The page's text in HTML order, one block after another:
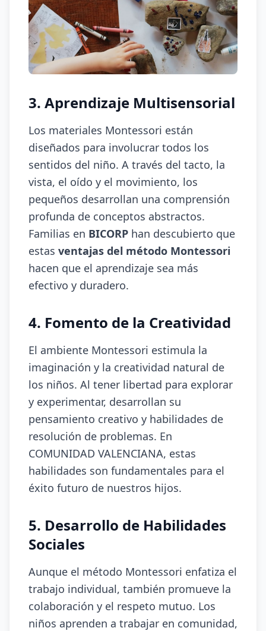
3. Aprendizaje Multisensorial
Los materiales Montessori están
diseñados para involucrar todos los
sentidos del niño. A través del tacto, la
vista, el oído y el movimiento, los
pequeños desarrollan una comprensión
profunda de conceptos abstractos.
Familias en BICORP han descubierto que
estas ventajas del método Montessori
hacen que el aprendizaje sea más
efectivo y duradero.
4. Fomento de la Creatividad
El ambiente Montessori estimula la
imaginación y la creatividad natural de
los niños. Al tener libertad para explorar
y experimentar, desarrollan su
pensamiento creativo y habilidades de
resolución de problemas. En
COMUNIDAD VALENCIANA, estas
habilidades son fundamentales para el
éxito futuro de nuestros hijos.
5. Desarrollo de Habilidades
Sociales
Aunque el método Montessori enfatiza el
trabajo individual, también promueve la
colaboración y el respeto mutuo. Los
niños aprenden a trabajar en comunidad,